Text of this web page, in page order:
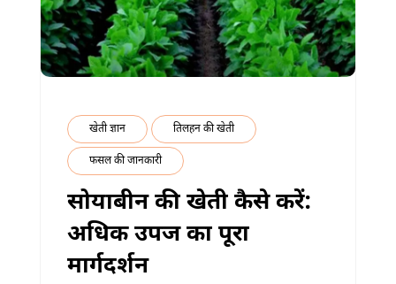
खेती ज्ञान तिलहन की खेती
फसल की जानकारी
सोयाबीन की खेती कैसे करें:
अधिक उपज का पूरा
मार्गदर्शन